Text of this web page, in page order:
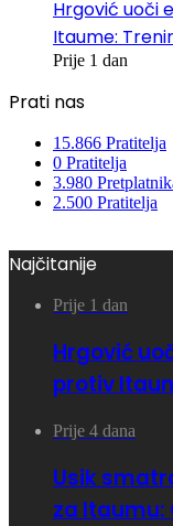
Hrgović uoči
Itaume:
Prije 1 dan
Prati nas
15.866 Pratitelja
0 Pratitelja
3.980
2.500 Pratitelja
Najčitanije
Prije 1 dan
Hrgović
protiv
Prije 4 dana
Usik
za Itaumu: